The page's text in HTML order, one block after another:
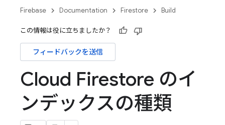
Firebase Documentation Firestore Build
この情報は役に立ちましたか？
フィードバックを送信
Cloud Firestore のイ
ンデックスの種類